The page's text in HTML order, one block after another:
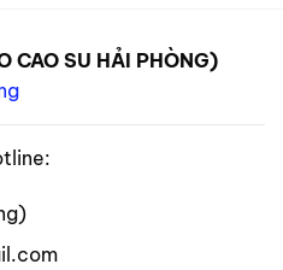
CAO SU HẢI PHÒNG)